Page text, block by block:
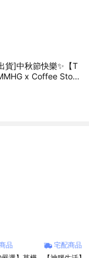
貨]中秋節快樂✨【T
x Coffee Stop
境 經典禮盒(月餅4
入)(附提袋)(含運)
品
宅配商品